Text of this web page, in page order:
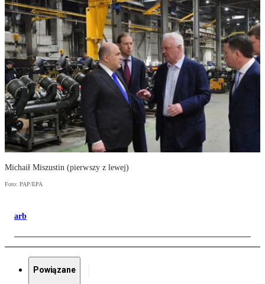
Michaił Miszustin (pierwszy z lewej)
Foto: PAP/EPA
arb
Powiązane